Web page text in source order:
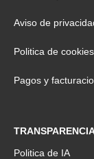
Aviso de
Politica de cookies
Pagos y
Politica de IA